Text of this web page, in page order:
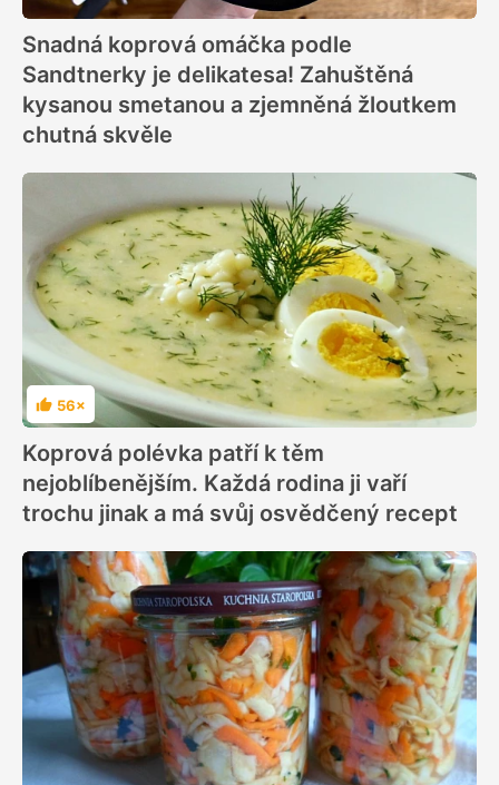
Snadná koprová omáčka podle
Sandtnerky je delikatesa! Zahuštěná
kysanou smetanou a zjemněná žloutkem
chutná skvěle
Hodnocení
56×
Koprová polévka patří k těm
nejoblíbenějším. Každá rodina ji vaří
trochu jinak a má svůj osvědčený recept